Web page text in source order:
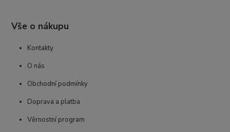
Vše o nákupu
Kontakty
O nás
Obchodní podmínky
Doprava a platba
Věrnostní program